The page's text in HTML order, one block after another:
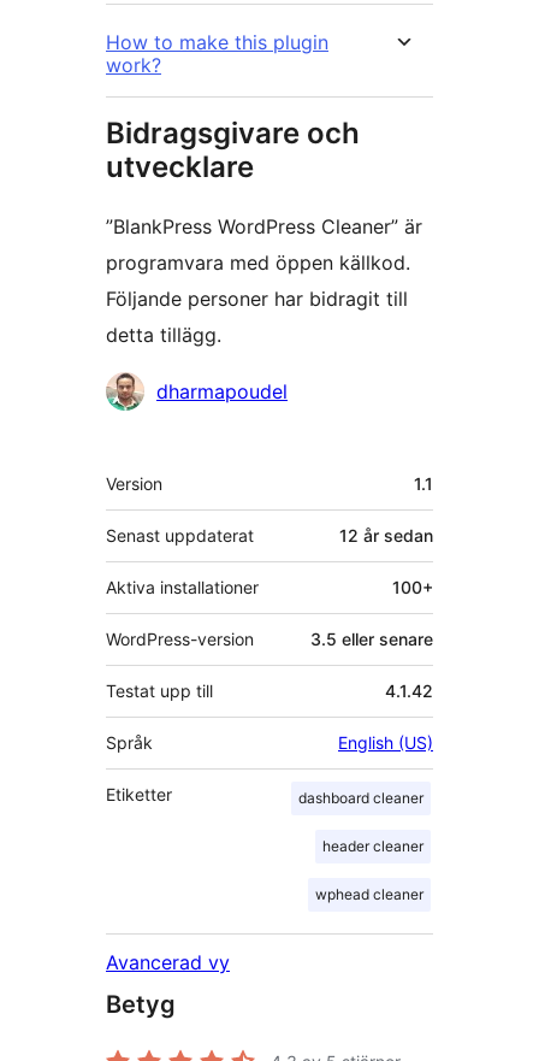
How to make this plugin
work?
Bidragsgivare och
utvecklare
”BlankPress WordPress Cleaner” är
programvara med öppen källkod.
Följande personer har bidragit till
detta tillägg.
Bidragandedharmapoudel
Meta
Version 1.1
Senast uppdaterat 12 år sedan
Aktiva installationer 100+
WordPress-version 3.5 eller senare
Testat upp till 4.1.42
Språk English (US)
Etiketter dashboard cleaner
header cleaner
wphead cleaner
Avancerad vy
Betyg